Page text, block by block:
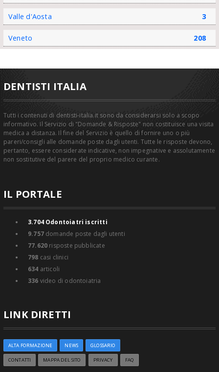
Valle d'Aosta 3
Veneto 208
DENTISTI ITALIA
Tutti i contenuti di dentisti-italia.it sono da considerarsi solo a scopo
informativo. Il Servizio di "Domande & Risposte" non costituisce una visita
medica a distanza. Il fine del Servizio è quello di fornire uno o più
pareri/consigli alle domande poste dagli utenti. Tutte le risposte devono,
pertanto, essere considerate indicative, non impegnative e assolutamente
non sostitutive del parere del proprio medico curante.
IL PORTALE
3.704Odontoiatri iscritti
9.757domande poste dagli utenti
77.620 risposte pubblicate
798 casi clinici
634 articoli
336 video di odontoiatria
LINK DIRETTI
ALTA FORMAZIONE NEWS GLOSSARIO
CONTATTI MAPPA DEL SITO PRIVACY FAQ